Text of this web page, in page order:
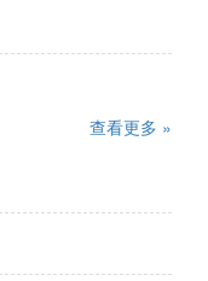
查看更多 »